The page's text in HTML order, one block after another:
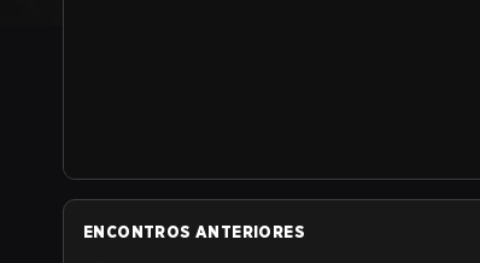
ENCONTROS ANTERIORES